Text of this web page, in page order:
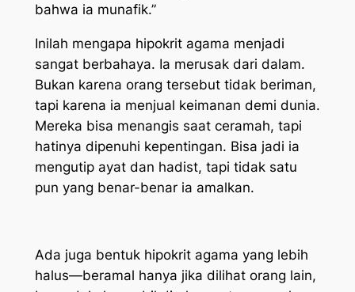
bahwa ia munafik.”
Inilah mengapa hipokrit agama menjadi
sangat berbahaya. Ia merusak dari dalam.
Bukan karena orang tersebut tidak beriman,
tapi karena ia menjual keimanan demi dunia.
Mereka bisa menangis saat ceramah, tapi
hatinya dipenuhi kepentingan. Bisa jadi ia
mengutip ayat dan hadist, tapi tidak satu
pun yang benar-benar ia amalkan.
Ada juga bentuk hipokrit agama yang lebih
halus—beramal hanya jika dilihat orang lain,